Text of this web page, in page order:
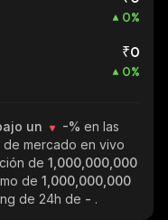
0%
₹0
0%
un -% en las
de mercado en vivo
de 1,000,000,000
de 1,000,000,000
de 24h de - .